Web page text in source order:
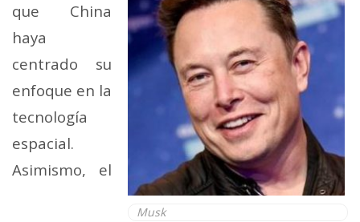
Musk
que China
haya
centrado su
enfoque en la
tecnología
espacial.
Asimismo, el